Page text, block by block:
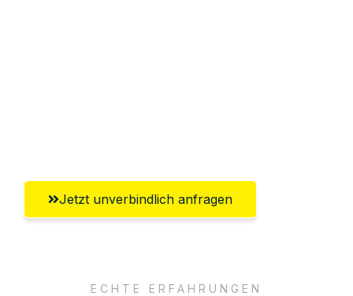
Jetzt unverbindlich anfragen
ECHTE ERFAHRUNGEN